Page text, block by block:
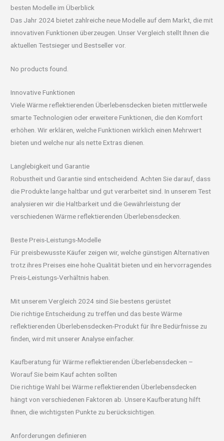
besten Modelle im Überblick
Das Jahr 2024 bietet zahlreiche neue Modelle auf dem Markt, die mit
innovativen Funktionen überzeugen. Unser Vergleich stellt Ihnen die
aktuellen Testsieger und Bestseller vor.
No products found.
Innovative Funktionen
Viele Wärme reflektierenden Überlebensdecken bieten mittlerweile
smarte Technologien oder erweitere Funktionen, die den Komfort
erhöhen. Wir erklären, welche Funktionen wirklich einen Mehrwert
bieten und welche nur als nette Extras dienen.
Langlebigkeit und Garantie
Robustheit und Garantie sind entscheidend. Achten Sie darauf, dass
die Produkte lange haltbar und gut verarbeitet sind. In unserem Test
analysieren wir die Haltbarkeit und die Gewährleistung der
verschiedenen Wärme reflektierenden Überlebensdecken.
Beste Preis-Leistungs-Modelle
Für preisbewusste Käufer zeigen wir, welche günstigen Alternativen
trotz ihres Preises eine hohe Qualität bieten und ein hervorragendes
Preis-Leistungs-Verhältnis haben.
Mit unserem Vergleich 2024 sind Sie bestens gerüstet
Die richtige Entscheidung zu treffen und das beste Wärme
reflektierenden Überlebensdecken-Produkt für Ihre Bedürfnisse zu
finden, wird mit unserer Analyse einfacher.
Kaufberatung für Wärme reflektierenden Überlebensdecken –
Worauf Sie beim Kauf achten sollten
Die richtige Wahl bei Wärme reflektierenden Überlebensdecken
hängt von verschiedenen Faktoren ab. Unsere Kaufberatung hilft
Ihnen, die wichtigsten Punkte zu berücksichtigen.
Anforderungen definieren